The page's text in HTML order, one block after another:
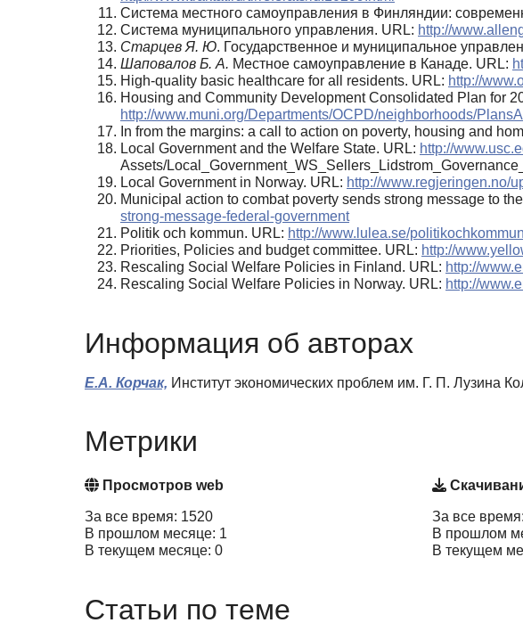
Система местного самоуправления в Финляндии:
Система муниципального управления. URL: http://
Старцев Я. Ю. Государственное и муниципальное
Шаповалов Б. А. Местное самоуправление в Канаде. URL:
High-quality basic healthcare for all residents. URL: http://
Housing and Community Development Consolidated Plan for
http://www.muni.org/Departments/OCPD/neighborhoods/
In from the margins: a call to action on poverty, housing and
Local Government and the Welfare State. URL: http://
Assets/
Local Government in Norway. URL: http://www.regjeringen.no/
Municipal action to combat poverty sends strong message to
strong-message-federal-government
Politik och kommun. URL: http://www.lulea.se/
Priorities, Policies and budget committee. URL: http://
Rescaling Social Welfare Policies in Finland. URL: http://
Rescaling Social Welfare Policies in Norway. URL: http://
Информация об авторах
Е.А. Корчак, Институт экономических проблем им. Г. П. Лузина
Метрики
Просмотров web
За все время: 1520
В прошлом месяце: 1
В текущем месяце: 0
За все
В прошлом
В текущем
Статьи по теме